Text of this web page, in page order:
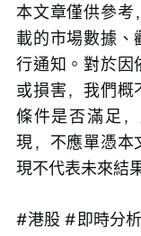
本文章僅供參考
載的市場數據、
行通知。對於因
或損害，我們概
條件是否滿足
現，不應單憑本
現不代表未來結
#港股 #即時分